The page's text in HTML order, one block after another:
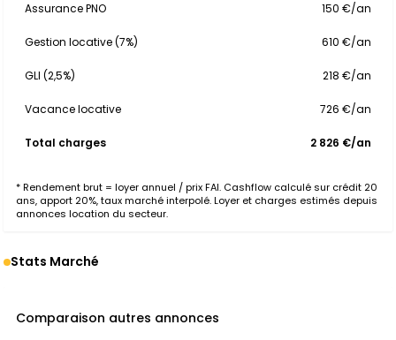
Assurance PNO 150 €/an
Gestion locative (7%) 610 €/an
GLI (2,5%) 218 €/an
Vacance locative 726 €/an
Total charges 2 826 €/an
* Rendement brut = loyer annuel / prix FAI. Cashflow calculé sur crédit 20
ans, apport 20%, taux marché interpolé. Loyer et charges estimés depuis
annonces location du secteur.
Stats Marché
Comparaison autres annonces